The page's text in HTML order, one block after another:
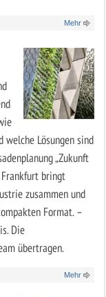
Mehr
welche Lösungen sind
„Zukunft
bringt
zusammen und
Format. –
Die
übertragen.
Mehr